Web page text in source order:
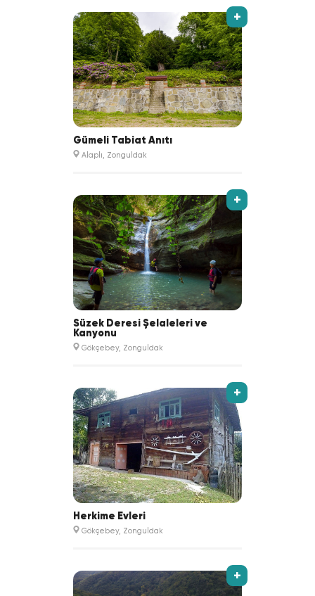
+
Gümeli Tabiat Anıtı
Alaplı, Zonguldak
+
Süzek Deresi Şelaleleri ve
Kanyonu
Gökçebey, Zonguldak
+
Herkime Evleri
Gökçebey, Zonguldak
+